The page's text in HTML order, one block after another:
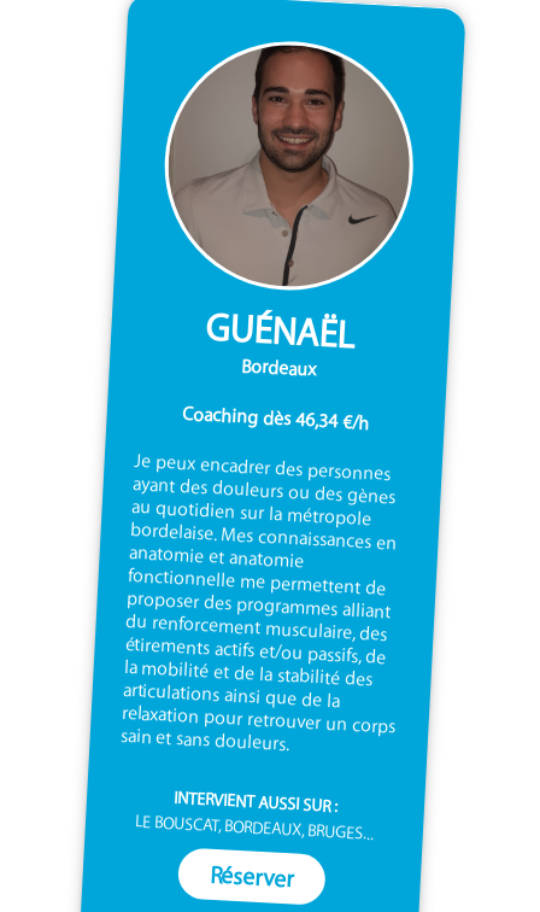
GUÉNAËL
Bordeaux
Coaching dès 46,34 €/h
Je peux encadrer des personnes
ayant des douleurs ou des gènes
au quotidien sur la métropole
bordelaise. Mes connaissances en
anatomie et anatomie
fonctionnelle me permettent de
proposer des programmes alliant
du renforcement musculaire, des
étirements actifs et/ou passifs, de
la mobilité et de la stabilité des
articulations ainsi que de la
relaxation pour retrouver un corps
sain et sans douleurs.
INTERVIENT AUSSI SUR :
LE BOUSCAT, BORDEAUX, BRUGES...
Réserver